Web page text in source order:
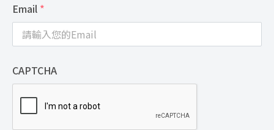
Email *
CAPTCHA